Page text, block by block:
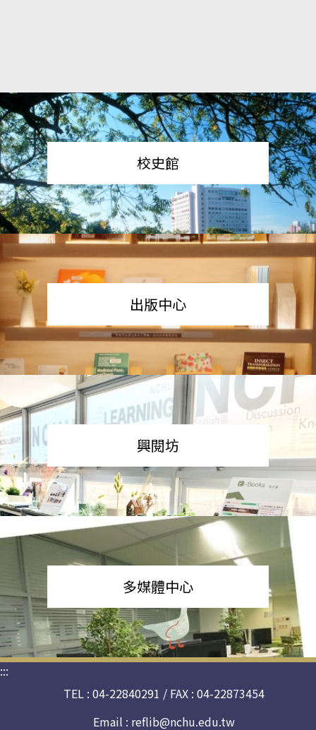
校史館
出版中心
興閱坊
多媒體中心
:::
TEL : 04-22840291 / FAX : 04-22873454
Email : reflib@nchu.edu.tw